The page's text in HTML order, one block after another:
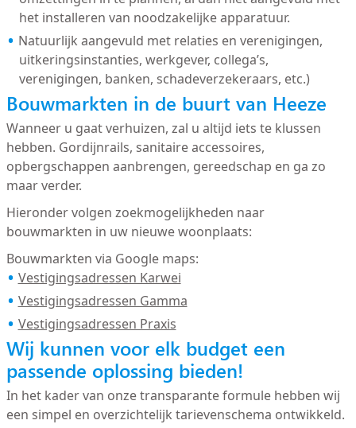
het installeren van noodzakelijke apparatuur.
Natuurlijk aangevuld met relaties en verenigingen,
uitkeringsinstanties, werkgever, collega’s,
verenigingen, banken, schadeverzekeraars, etc.)
Bouwmarkten in de buurt van Heeze
Wanneer u gaat verhuizen, zal u altijd iets te klussen
hebben. Gordijnrails, sanitaire accessoires,
opbergschappen aanbrengen, gereedschap en ga zo
maar verder.
Hieronder volgen zoekmogelijkheden naar
bouwmarkten in uw nieuwe woonplaats:
Bouwmarkten via Google maps:
Vestigingsadressen Karwei
Vestigingsadressen Gamma
Vestigingsadressen Praxis
Wij kunnen voor elk budget een
passende oplossing bieden!
In het kader van onze transparante formule hebben wij
een simpel en overzichtelijk tarievenschema ontwikkeld.